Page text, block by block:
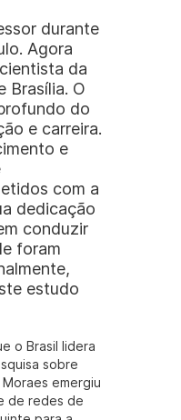
durante
Agora
da
Brasília. O
do
e carreira.
e
com a
dedicação
conduzir
foram
estudo
o Brasil lidera
sobre
emergiu
de redes de